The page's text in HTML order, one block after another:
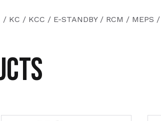
/ KC / KCC / E-STANDBY / RCM / MEPS